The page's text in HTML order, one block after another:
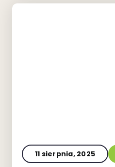
11 sierpnia, 2025